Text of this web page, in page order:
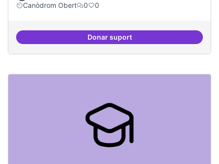
Canòdrom Obert
0 0
Donar suportEspais oberts i cuidats